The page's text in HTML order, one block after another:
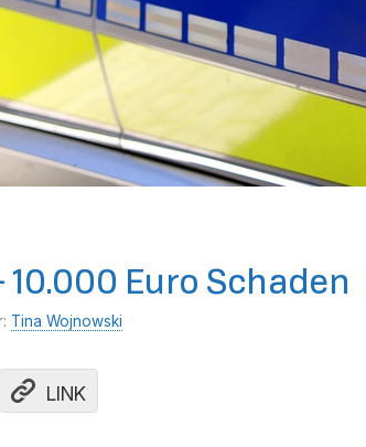
Euro Schaden
Tina Wojnowski
LINK